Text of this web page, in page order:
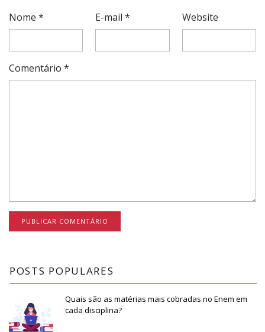
Nome * E-mail* Website
Comentário *
POSTS POPULARES
Quais são as matérias mais cobradas no Enem em
cada disciplina?